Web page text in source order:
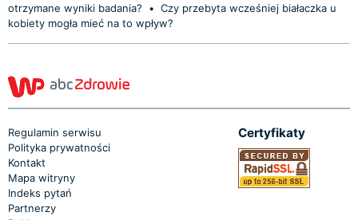
otrzymane wyniki badania?
• Czy przebyta wcześniej białaczka u
kobiety mogła mieć na to wpływ?
Regulamin serwisu
Polityka prywatności
Kontakt
Mapa witryny
Indeks pytań
Partnerzy
Certyfikaty